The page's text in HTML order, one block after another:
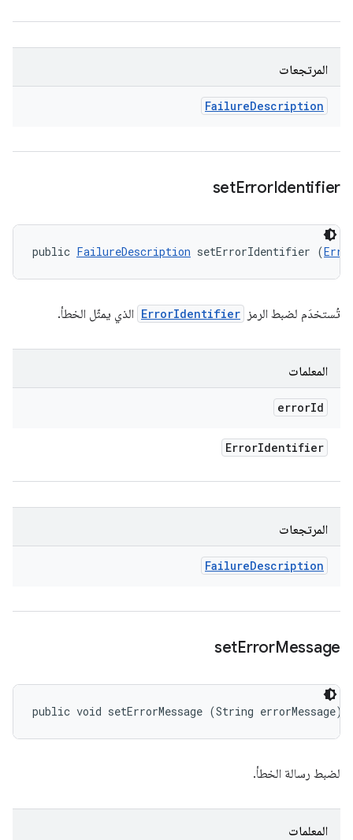
المرتجعات
FailureDescription
setErrorIdentifier
public FailureDescription setErrorIdentifier (
تُستخدَم لضبط الرمز ErrorIdentifier الذي يمثّل الخطأ.
المعلمات
errorId
ErrorIdentifier
المرتجعات
FailureDescription
setErrorMessage
public void setErrorMessage (String errorMessage)
لضبط رسالة الخطأ.
المعلمات